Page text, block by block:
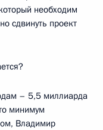
необходим
сдвинуть проект
– 5,5 миллиарда
минимум
Владимир